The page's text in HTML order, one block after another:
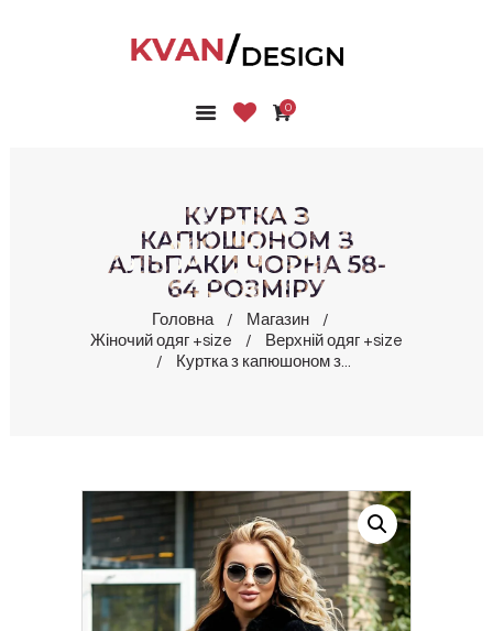
0
КУРТКА З
КАПЮШОНОМ З
АЛЬПАКИ ЧОРНА 58-
64 РОЗМІРУ
Головна
Магазин
Жіночий одяг +size
Верхній одяг +size
Куртка з капюшоном з...
ГОЛОВНА
ПРО НАС
БЛОГ
КОНТАКТИ
КАБІНЕТ